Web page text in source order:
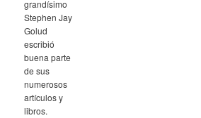
grandísimo
Stephen Jay
Golud
escribió
buena parte
de sus
numerosos
artículos y
libros.